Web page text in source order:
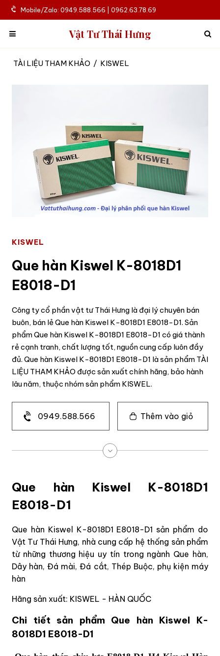
Mobile/Zalo: 0949.588.566 | 0962.63.78.69
Vật Tư Thái Hưng
TÀI LIỆU THAM KHẢO / KISWEL
KISWEL
Que hàn Kiswel K-8018D1
E8018-D1
Công ty cổ phần vật tư Thái Hưng là đại lý chuyên bán
buôn, bán lẻ Que hàn Kiswel K-8018D1 E8018-D1. Sản
phẩm Que hàn Kiswel K-8018D1 E8018-D1 có giá thành
rẻ cạnh tranh, chất lượng tốt, nguồn cung cấp luôn đầy
đủ. Que hàn Kiswel K-8018D1 E8018-D1 là sản phẩm TÀI
LIỆU THAM KHẢO được sản xuất chính hãng, bảo hành
lâu năm, thuộc nhóm sản phẩm KISWEL.
0949.588.566 Thêm vào giỏ
Que hàn Kiswel K-8018D1
E8018-D1
Que hàn Kiswel K-8018D1 E8018-D1 sản phẩm do
Vật Tư Thái Hưng, nhà cung cấp hệ thống sản phẩm
từ những thương hiệu uy tín trong ngành Que hàn,
Dây hàn, Đá mài, Đá cắt, Thép Buộc, phụ kiện máy
hàn
Hãng sản xuất: KISWEL - HÀN QUỐC
Chi tiết sản phẩm Que hàn Kiswel K-
8018D1 E8018-D1